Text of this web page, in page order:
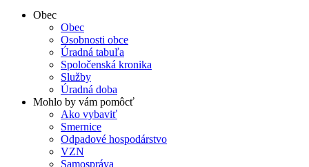
Obec
Obec
Osobnosti obce
Úradná tabuľa
Spoločenská kronika
Služby
Úradná doba
Mohlo by vám pomôcť
Ako vybaviť
Smernice
Odpadové hospodárstvo
VZN
Samospráva